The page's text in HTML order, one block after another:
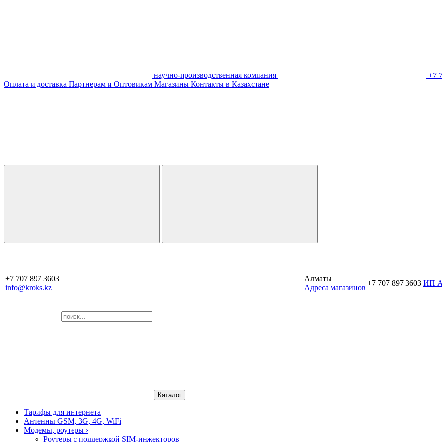
научно-производственная компания
+7
Оплата и доставка Партнерам и Оптовикам Магазины Контакты в Казахстане
+7 707 897 3603
info@kroks.kz
Алматы
Aдреса магазинов
+7 707 897 3603 ИП
Каталог
Тарифы для интернета
Антенны GSM, 3G, 4G, WiFi
Модемы, роутеры ›
Роутеры с поддержкой SIM-инжекторов